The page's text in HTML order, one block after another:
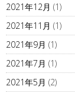
2021年12月 (1)
2021年11月 (1)
2021年9月 (1)
2021年7月 (1)
2021年5月 (2)